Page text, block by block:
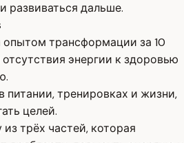
развиваться дальше.
трансформации за 10
энергии к здоровью
питании, тренировках и жизни,
целей.
трёх частей, которая